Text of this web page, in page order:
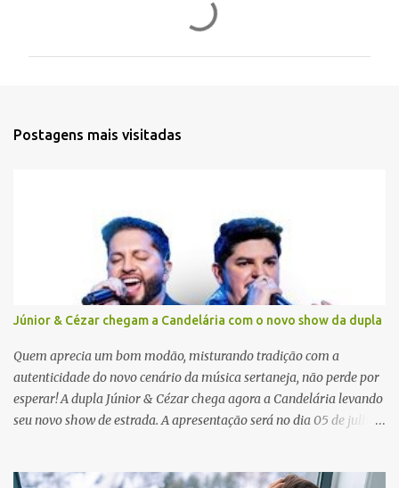
Postagens mais visitadas
Júnior & Cézar chegam a Candelária com o novo show da dupla
Quem aprecia um bom modão, misturando tradição com a
autenticidade do novo cenário da música sertaneja, não perde por
esperar! A dupla Júnior & Cézar chega agora a Candelária levando
seu novo show de estrada. A apresentação será no dia 05 de julho
barriga diferente. O projeto ‘Simplesmente’ ainda nem foi lançado